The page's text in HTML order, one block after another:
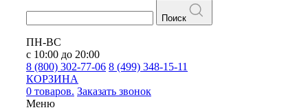
Поиск
ПН-ВС
с 10:00 до 20:00
8 (800) 302-77-06 8 (499) 348-15-11
КОРЗИНА
0 товаров. Заказать звонок
Меню